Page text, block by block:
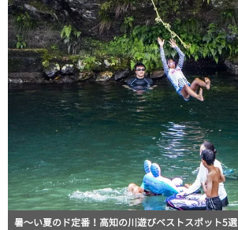
暑～い夏のド定番！高知の川遊びベストスポット5選